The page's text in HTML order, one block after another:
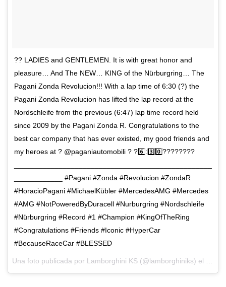
?? LADIES and GENTLEMEN. It is with great honor and
pleasure… And The NEW… KING of the Nürburgring… The
Pagani Zonda Revolucion!!! With a lap time of 6:30 (?) the
Pagani Zonda Revolucion has lifted the lap record at the
Nordschleife from the previous (6:47) lap time record held
since 2009 by the Pagani Zonda R. Congratulations to the
best car company that has ever existed, my good friends and
my heroes at ? @paganiautomobili ? ?6️⃣:3️⃣0️⃣????????
____________ #Pagani #Zonda #Revolucion #ZondaR
#HoracioPagani #MichaelKübler #MercedesAMG #Mercedes
#AMG #NotPoweredByDuracell #Nurburgring #Nordschleife
#Nürburgring #Record #1 #Champion #KingOfTheRing
#Congratulations #Friends #Iconic #HyperCar
#BecauseRaceCar #BLESSED